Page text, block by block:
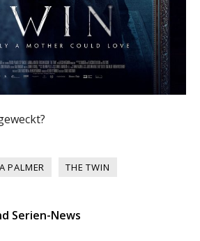
PALMER THE TWIN
Serien-News